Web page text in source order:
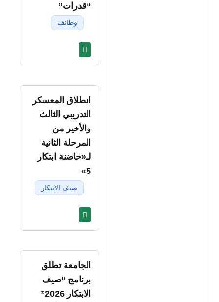
“قدرات”
وظائف
انطلاق المعسكر
التدريبي الثالث
والأخير من
المرحلة الثانية
لـ«حاضنة ابتكار
5»
صيف الابتكار
الجامعة تطلق
برنامج “صيف
الابتكار 2026”